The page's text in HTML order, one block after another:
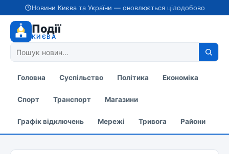
Новини Києва та України — оновлюється цілодобово
Події
КИЄВА
Головна Суспільство Політика Економіка
Спорт Транспорт Магазини
Графік відключень Мережі Тривога Райони